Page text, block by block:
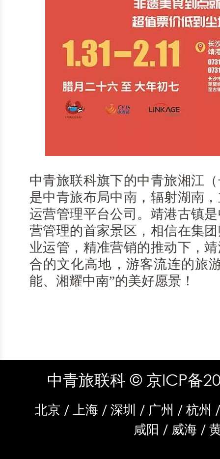
中青旅联科旗下的中青旅湘江
是中青旅布局中南，辐射湖南
运营管理平台公司。靖港古镇
营管理的首家景区，相信在集
业运管，精准营销的推动下，
合的文化高地，游客流连的旅
能、湘耀中南”的美好愿景！
中青旅联科© 京ICP备
北京 / 上海 / 深圳 / 广州 / 杭州
咸阳 / 威海 /